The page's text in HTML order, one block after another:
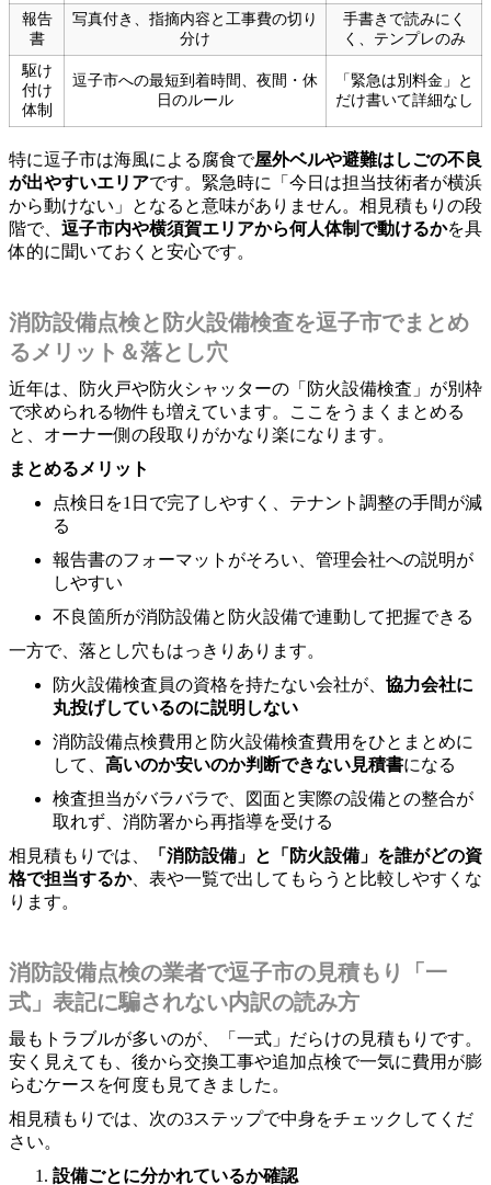
報告
書
写真付き、指摘内容と工事費の切り
分け
手書きで読みにく
く、テンプレのみ
駆け
付け
体制
逗子市への最短到着時間、夜間・休
日のルール
「緊急は別料金」と
だけ書いて詳細なし
特に逗子市は海風による腐食で屋外ベルや避難はしごの不良
が出やすいエリアです。緊急時に「今日は担当技術者が横浜
から動けない」となると意味がありません。相見積もりの段
階で、 逗子市内や横須賀エリアから何人体制で動けるかを具
体的に聞いておくと安心です。
消防設備点検と防火設備検査を逗子市でまとめ
るメリット＆落とし穴
近年は、防火戸や防火シャッターの「防火設備検査」が別枠
で求められる物件も増えています。ここをうまくまとめる
と、オーナー側の段取りがかなり楽になります。
まとめるメリット
点検日を1日で完了しやすく、テナント調整の手間が減
る
報告書のフォーマットがそろい、管理会社への説明が
しやすい
不良箇所が消防設備と防火設備で連動して把握できる
一方で、落とし穴もはっきりあります。
防火設備検査員の資格を持たない会社が、 協力会社に
丸投げしているのに説明しない
消防設備点検費用と防火設備検査費用をひとまとめに
して、 高いのか安いのか判断できない見積書になる
検査担当がバラバラで、図面と実際の設備との整合が
取れず、消防署から再指導を受ける
相見積もりでは、
「消防設備」と「防火設備」を誰がどの資
格で担当するか、表や一覧で出してもらうと比較しやすくな
ります。
消防設備点検の業者で逗子市の見積もり「一
式」表記に騙されない内訳の読み方
最もトラブルが多いのが、「一式」だらけの見積もりです。
安く見えても、後から交換工事や追加点検で一気に費用が膨
らむケースを何度も見てきました。
相見積もりでは、次の3ステップで中身をチェックしてくだ
さい。
設備ごとに分かれているか確認